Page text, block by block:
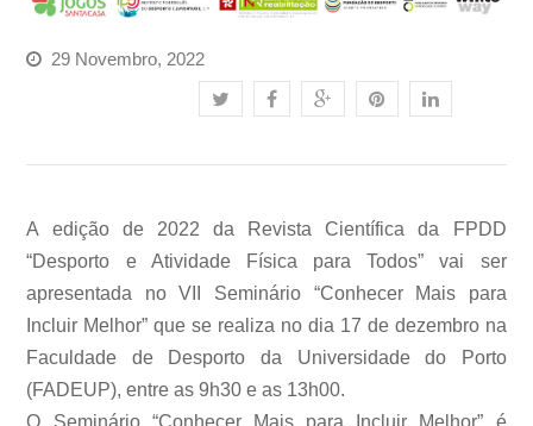
29 Novembro, 2022
A edição de 2022 da Revista Científica da FPDD
“Desporto e Atividade Física para Todos” vai ser
apresentada no VII Seminário “Conhecer Mais para
Incluir Melhor” que se realiza no dia 17 de dezembro na
Faculdade de Desporto da Universidade do Porto
(FADEUP), entre as 9h30 e as 13h00.
O Seminário “Conhecer Mais para Incluir Melhor” é